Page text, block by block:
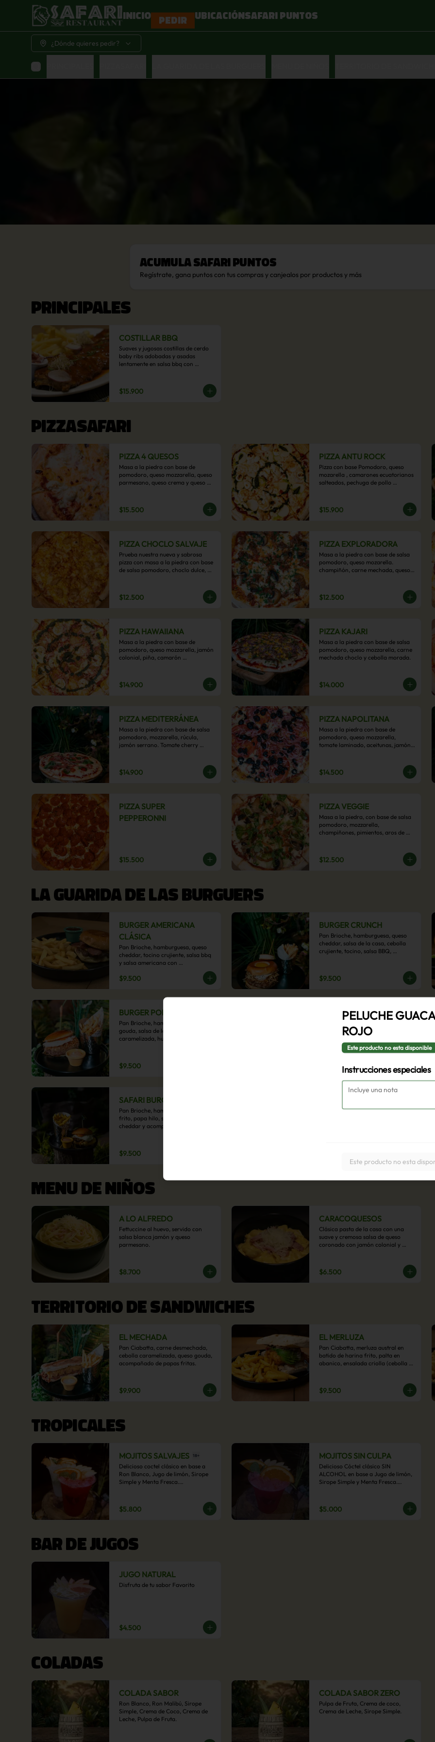
INICIO PEDIR UBICACIÓNSAFARI PUNTOS
¿Dónde quieres pedir?
AcumulaSafari Puntos
Regístrate, gana puntos con tus compras y canjealos por productos y más
PRINCIPALES
COSTILLAR BBQ
Suaves y jugosas costillas de cerdo
baby ribs adobadas y asadas
lentamente en salsa bbq con
tradicional, Puré picante, Verduras
salteadas, Papas parmentier, Papas
$15.900
PIZZASAFARI
PIZZA 4 QUESOS
Masa a la piedra con base de
pomodoro, queso mozzarella, queso
parmesano, queso crema y queso
$15.500
PIZZA ANTU ROCK
Pizza con base Pomodoro, queso
mozarella , camarones ecuatorianos
salteados, pechuga de pollo
casero.
$15.900
PIZZA CHOCLO SALVAJE
Prueba nuestra nueva y sabrosa
pizza con masa a la piedra con base
de salsa pomodoro, choclo dulce,
$12.500
PIZZA EXPLORADORA
Masa a la piedra con base de salsa
pomodoro, queso mozarella.
champiñón, carne mechada, queso
$12.500
PIZZA HAWAIIANA
Masa a la piedra con base de
pomodoro, queso mozzarella, jamón
colonial, piña, camarón
casero.
$14.900
PIZZA KAJARI
Masa a la piedra con base de salsa
pomodoro, queso mozzarella, carne
mechada choclo y cebolla morada.
$14.000
PIZZA MEDITERRÁNEA
Masa a la piedra con base de salsa
pomodoro, mozzarella, rúcula,
jamón serrano. Tomate cherry
$14.900
PIZZA NAPOLITANA
Masa a la piedra con base de
pomodoro, queso mozzarella,
tomate laminado, aceitunas, jamón
$14.500
PIZZA SUPER
PEPPERONNI
$15.500
PIZZA VEGGIE
Masa a la piedra, con base de salsa
pomodoro, mozzarella,
champiñones, pimientos, aros de
$12.500
LA GUARIDA DE LAS BURGUERS
BURGER AMERICANA
CLÁSICA
Pan Brioche, hamburguesa, queso
cheddar, tocino crujiente, salsa bbq
y salsa americana con
acompañamiento de papas fritas.
$9.500
BURGER CRUNCH
Pan Brioche, hamburguesa, queso
cheddar, salsa de la casa, cebolla
crujiente, tocino, salsa BBQ,
$9.500
BURGER POBRE
Pan Brioche, hamburguesa, queso
gouda, salsa de la casa, cebolla
caramelizada, huevo frito, y papa
$9.500
BURGER VEGGIE
poroto negro, rúcula, tomate
y cebolla morada en aros,
acompañado de papas fritas.
SAFARI BURGER
Pan Brioche, hamburguesa, huevo
frito, papa hilo, salsa de queso
cheddar y acompañamiento de
$9.500
MENU DE NIÑOS
A LO ALFREDO
Fettuccine al huevo, servido con
salsa blanca jamón y queso
parmesano.
$8.700
CARACOQUESOS
Clásica pasta de la casa con una
suave y cremosa salsa de queso
coronado con jamón colonial y
$6.500
TERRITORIO DE SANDWICHES
EL MECHADA
Pan Ciabatta, carne desmechada,
cebolla caramelizada, queso gouda,
acompañado de papas fritas.
$9.900
EL MERLUZA
Pan Ciabatta, merluza austral en
batido de harina frito, palta en
abanico, ensalada criolla (cebolla
de papas fritas.
$9.500
TROPICALES
MOJITOS SALVAJES
Delicioso coctel clásico en base a
Ron Blanco, Jugo de limón, Sirope
Simple y Menta Fresca.
$5.800
MOJITOS SIN CULPA
Delicioso Cóctel clásico SIN
ALCOHOL en base a Jugo de limón,
Sirope Simple y Menta Fresca.
$5.000
BAR DE JUGOS
JUGO NATURAL
Disfruta de tu sabor Favorito
$4.500
COLADAS
COLADA SABOR
Ron Blanco, Ron Malibú, Sirope
Simple, Crema de Coco, Crema de
Leche, Pulpa de Fruta.
COLADA SABOR ZERO
Pulpa de Fruta, Crema de coco,
Crema de Leche, Sirope Simple.
PELUCHE
ROJO
Este producto no esta disponible
Instrucciones especiales
Este producto no esta